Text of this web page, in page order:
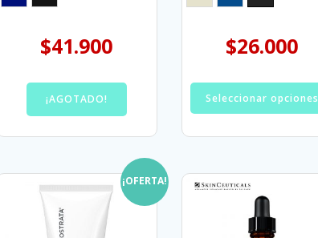
$41.900
¡AGOTADO!
$26.000
Seleccionar opciones
¡OFERTA!